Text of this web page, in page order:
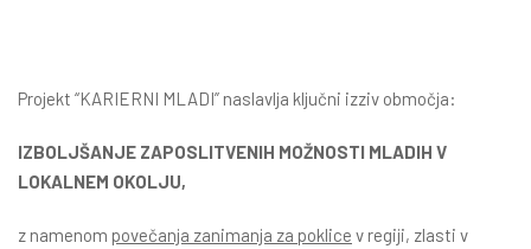
Projekt “KARIERNI MLADI” naslavlja ključni izziv območja:
IZBOLJŠANJE ZAPOSLITVENIH MOŽNOSTI MLADIH V
LOKALNEM OKOLJU,
z namenom povečanja zanimanja za poklice v regiji, zlasti v